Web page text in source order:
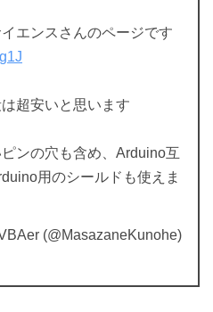
エンスさんのページです
超安いと思います
ンの穴も含め、Arduino互
用のシールドも使えま
(@MasazaneKunohe)